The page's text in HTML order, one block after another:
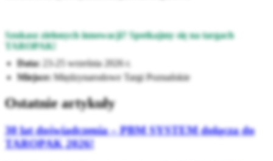
Szukasz zielonych innowacji? Spotkajmy się na targach
TAROPAK!
Data:23-25 września 2026 r.
Miejsce: Międzynarodowe Targi Poznańskie
Ostatnie artykuły
30 lat doświadczenia – PBM SYSTEM dołącza do
TAROPAK 2026!